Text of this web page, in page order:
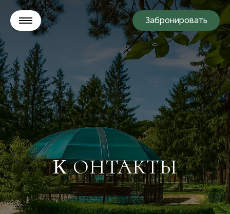
Забронировать
КОНТАКТЫ